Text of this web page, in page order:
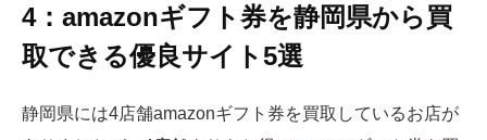
4：amazonギフト券を静岡県から買
取できる優良サイト5選
静岡県には4店舗amazonギフト券を買取しているお店が